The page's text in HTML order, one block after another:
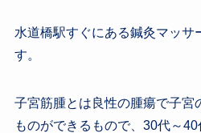
水道橋駅すぐにある鍼灸マッサ
す。
子宮筋腫とは良性の腫瘍で子宮
ものができるもので、30代～